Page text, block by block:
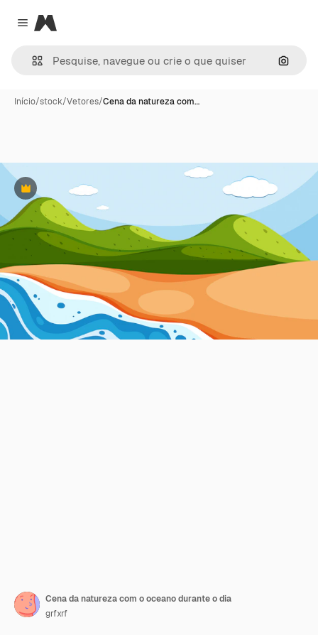
Close menu
Magnific
Início/stock/Vetores/Cena da natureza com…
Premium
Cena da natureza com o oceano durante o dia
grfxrf